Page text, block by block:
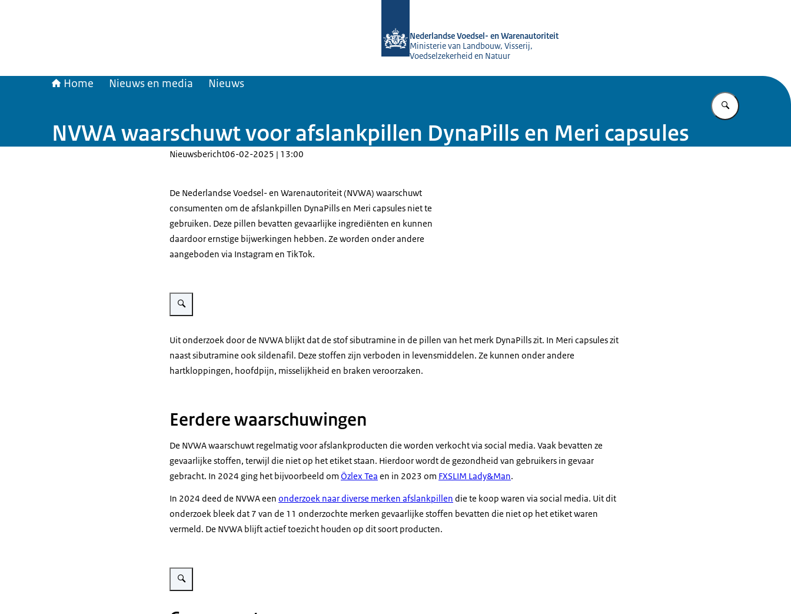
Nederlandse Voedsel- en Warenautoriteit
Ministerie van Landbouw, Visserij,
Voedselzekerheid en Natuur
Home Nieuws en media Nieuws
Vul in wat u
NVWA waarschuwt voor afslankpillen DynaPills en Meri capsules
Nieuwsbericht06-02-2025 | 13:00
De Nederlandse Voedsel- en Warenautoriteit (NVWA) waarschuwt
consumenten om de afslankpillen DynaPills en Meri capsules niet te
gebruiken. Deze pillen bevatten gevaarlijke ingrediënten en kunnen
daardoor ernstige bijwerkingen hebben. Ze worden onder andere
aangeboden via Instagram en TikTok.
Vergroot afbeelding Potje met afslankpillen van het merk DynaPills
Uit onderzoek door de NVWA blijkt dat de stof sibutramine in de pillen van het merk DynaPills zit. In Meri capsules zit
naast sibutramine ook sildenafil. Deze stoffen zijn verboden in levensmiddelen. Ze kunnen onder andere
hartkloppingen, hoofdpijn, misselijkheid en braken veroorzaken.
Eerdere waarschuwingen
De NVWA waarschuwt regelmatig voor afslankproducten die worden verkocht via social media. Vaak bevatten ze
gevaarlijke stoffen, terwijl die niet op het etiket staan. Hierdoor wordt de gezondheid van gebruikers in gevaar
gebracht. In 2024 ging het bijvoorbeeld om Özlex Tea en in 2023 om FXSLIM Lady&Man.
In 2024 deed de NVWA een onderzoek naar diverse merken afslankpillen die te koop waren via social media. Uit dit
onderzoek bleek dat 7 van de 11 onderzochte merken gevaarlijke stoffen bevatten die niet op het etiket waren
vermeld. De NVWA blijft actief toezicht houden op dit soort producten.
Vergroot afbeelding Potje met afslankpillen van het merk Meri